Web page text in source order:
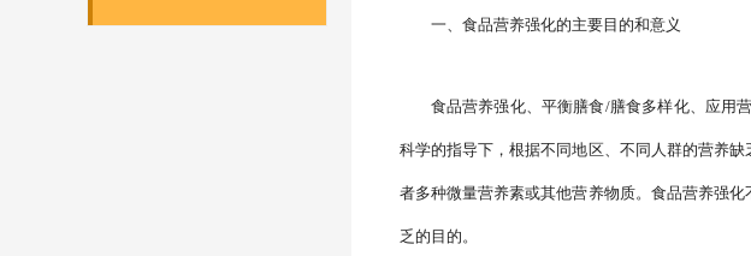
一、食品营养强化的主要目的和意义
食品营养强化、平衡膳食/膳食多样化、应用
科学的指导下，根据不同地区、不同人群的营养
者多种微量营养素或其他营养物质。食品营养强
乏的目的。